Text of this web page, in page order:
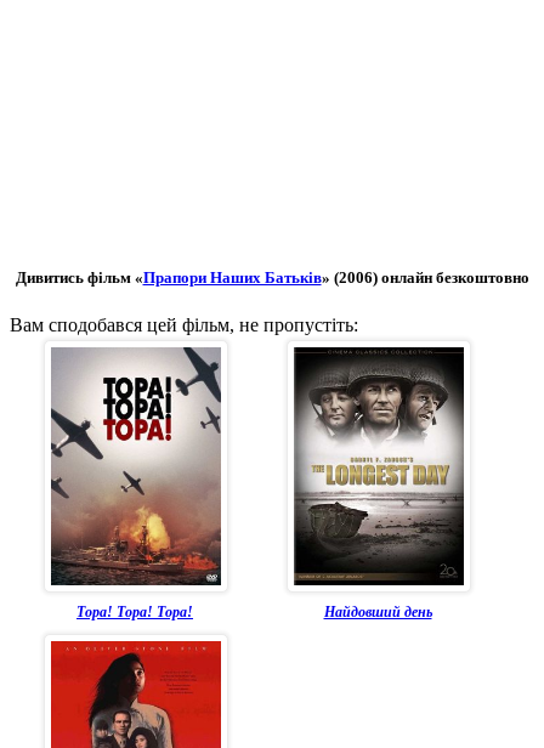
Дивитись фільм «Прапори Наших Батьків» (2006) онлайн безкоштовно
Вам сподобався цей фільм, не пропустіть:
Тора! Тора! Тора! Найдовший день